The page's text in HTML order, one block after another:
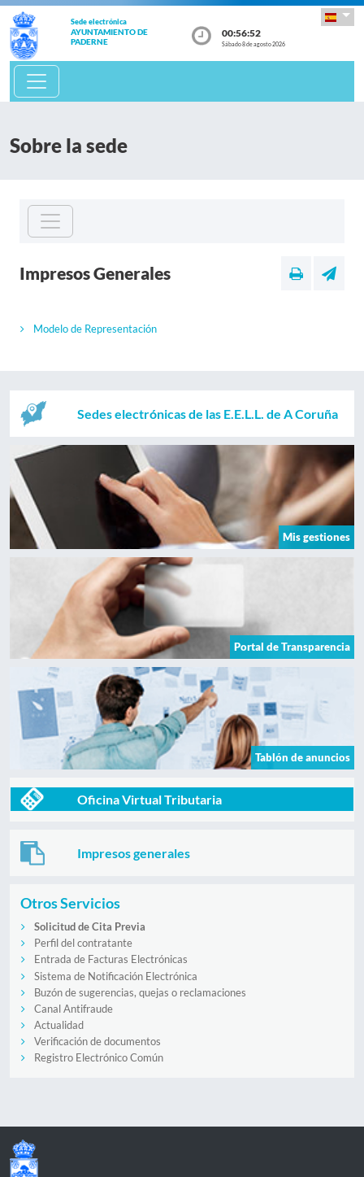
Sede electrónica
AYUNTAMIENTO DE
PADERNE
00:56:52
Sábado 8 de agosto 2026
Sobre la sede
Impresos Generales
Modelo de Representación
Sedes electrónicas de las E.E.L.L. de A Coruña
Mis gestiones
Portal de Transparencia
Tablón de anuncios
Oficina Virtual Tributaria
Impresos generales
Otros Servicios
Solicitud de Cita Previa
Perfil del contratante
Entrada de Facturas Electrónicas
Sistema de Notificación Electrónica
Buzón de sugerencias, quejas o reclamaciones
Canal Antifraude
Actualidad
Verificación de documentos
Registro Electrónico Común